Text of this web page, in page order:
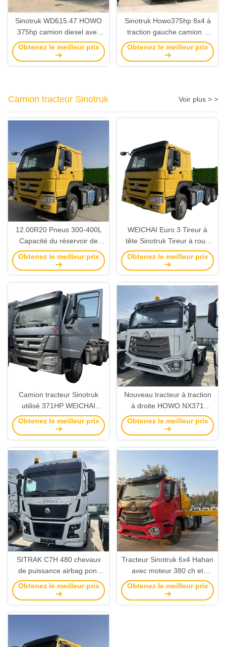
Sinotruk WD615.47 HOWO
375hp camion diesel avec
12 pneus et un volume de
charge de 26,79CBM
Obtenez le meilleur prix
Sinotruk Howo375hp 8x4 à
traction gauche camion à
bascule utilisé avec 12
pneus et boîte de
Obtenez le meilleur prix
Camion tracteur Sinotruk Voir plus > >
12.00R20 Pneus 300-400L
Capacité du réservoir de
carburant 371HP 6X4 Tête
de tracteur
Obtenez le meilleur prix
WEICHAI Euro 3 Tireur à
tête Sinotruk Tireur à roue
unique Howo T7h Tireur à
roue
Obtenez le meilleur prix
Camion tracteur Sinotruk
utilisé 371HP WEICHAI
moteur diesel capacité 8L
Caméra arrière Aucun
Obtenez le meilleur prix
Nouveau tracteur à traction
à droite HOWO NX371
Convient pour le Kenya, la
Tanzanie et le Mozambique
Obtenez le meilleur prix
SITRAK C7H 480 chevaux
de puissance airbag pont
6x4 tracteur camion de
transport efficace camion
Obtenez le meilleur prix
Tracteur Sinotruk 6x4 Hahan
avec moteur 380 ch et
capacité de réservoir de
carburant Rhd 450L
Obtenez le meilleur prix